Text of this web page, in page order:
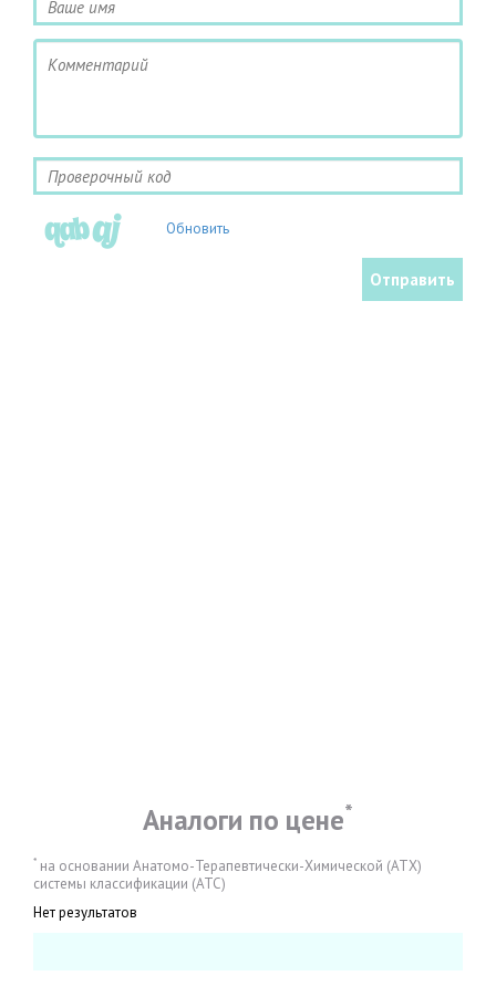
Обновить
Аналоги по цене*
* на основании Анатомо-Терапевтически-Химической (АТХ)
системы классификации (АТС)
Нет результатов